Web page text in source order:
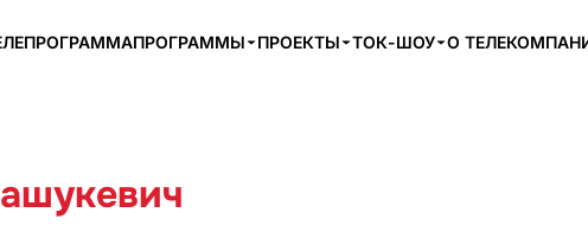
ПРОГРАММЫ ПРОЕКТЫ ТОК-ШОУ О